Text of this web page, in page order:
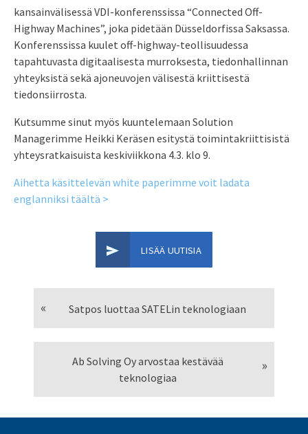
kansainvälisessä VDI-konferenssissa “Connected Off-
Highway Machines”, joka pidetään Düsseldorfissa Saksassa.
Konferenssissa kuulet off-highway-teollisuudessa
tapahtuvasta digitaalisesta murroksesta, tiedonhallinnan
yhteyksistä sekä ajoneuvojen välisestä kriittisestä
tiedonsiirrosta.
Kutsumme sinut myös kuuntelemaan Solution
Managerimme Heikki Keräsen esitystä toimintakriittisistä
yhteysratkaisuista keskiviikkona 4.3. klo 9.
Aihetta käsittelevän white paperimme voit ladata
englanniksi täältä >
LISÄÄ UUTISIA
Satpos luottaa SATELin teknologiaan
Ab Solving Oy arvostaa kestävää
teknologiaa